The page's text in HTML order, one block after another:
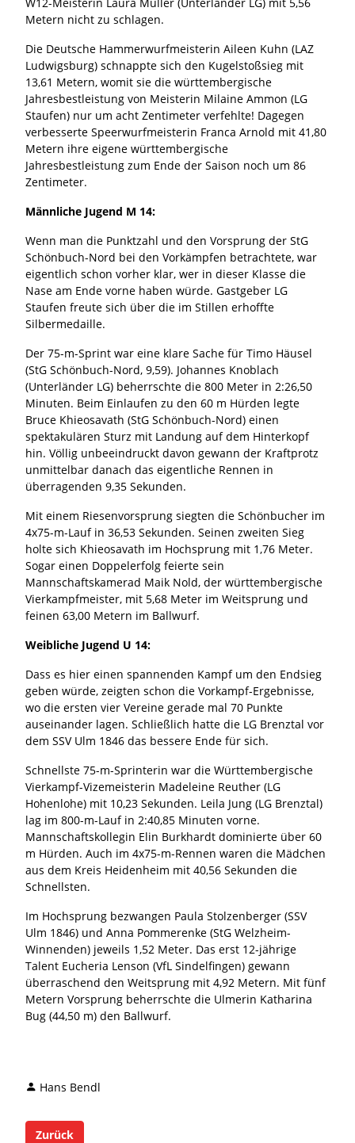
Metern nicht zu schlagen.
Die Deutsche Hammerwurfmeisterin Aileen Kuhn (LAZ
Ludwigsburg) schnappte sich den Kugelstoßsieg mit
13,61 Metern, womit sie die württembergische
Jahresbestleistung von Meisterin Milaine Ammon (LG
Staufen) nur um acht Zentimeter verfehlte! Dagegen
verbesserte Speerwurfmeisterin Franca Arnold mit 41,80
Metern ihre eigene württembergische
Jahresbestleistung zum Ende der Saison noch um 86
Zentimeter.
Männliche Jugend M 14:
Wenn man die Punktzahl und den Vorsprung der StG
Schönbuch-Nord bei den Vorkämpfen betrachtete, war
eigentlich schon vorher klar, wer in dieser Klasse die
Nase am Ende vorne haben würde. Gastgeber LG
Staufen freute sich über die im Stillen erhoffte
Silbermedaille.
Der 75-m-Sprint war eine klare Sache für Timo Häusel
(StG Schönbuch-Nord, 9,59). Johannes Knoblach
(Unterländer LG) beherrschte die 800 Meter in 2:26,50
Minuten. Beim Einlaufen zu den 60 m Hürden legte
Bruce Khieosavath (StG Schönbuch-Nord) einen
spektakulären Sturz mit Landung auf dem Hinterkopf
hin. Völlig unbeeindruckt davon gewann der Kraftprotz
unmittelbar danach das eigentliche Rennen in
überragenden 9,35 Sekunden.
Mit einem Riesenvorsprung siegten die Schönbucher im
4x75-m-Lauf in 36,53 Sekunden. Seinen zweiten Sieg
holte sich Khieosavath im Hochsprung mit 1,76 Meter.
Sogar einen Doppelerfolg feierte sein
Mannschaftskamerad Maik Nold, der württembergische
Vierkampfmeister, mit 5,68 Meter im Weitsprung und
feinen 63,00 Metern im Ballwurf.
Weibliche Jugend U 14:
Dass es hier einen spannenden Kampf um den Endsieg
geben würde, zeigten schon die Vorkampf-Ergebnisse,
wo die ersten vier Vereine gerade mal 70 Punkte
auseinander lagen. Schließlich hatte die LG Brenztal vor
dem SSV Ulm 1846 das bessere Ende für sich.
Schnellste 75-m-Sprinterin war die Württembergische
Vierkampf-Vizemeisterin Madeleine Reuther (LG
Hohenlohe) mit 10,23 Sekunden. Leila Jung (LG Brenztal)
lag im 800-m-Lauf in 2:40,85 Minuten vorne.
Mannschaftskollegin Elin Burkhardt dominierte über 60
m Hürden. Auch im 4x75-m-Rennen waren die Mädchen
aus dem Kreis Heidenheim mit 40,56 Sekunden die
Schnellsten.
Im Hochsprung bezwangen Paula Stolzenberger (SSV
Ulm 1846) und Anna Pommerenke (StG Welzheim-
Winnenden) jeweils 1,52 Meter. Das erst 12-jährige
Talent Eucheria Lenson (VfL Sindelfingen) gewann
überraschend den Weitsprung mit 4,92 Metern. Mit fünf
Metern Vorsprung beherrschte die Ulmerin Katharina
Bug (44,50 m) den Ballwurf.
Hans Bendl
Zurück